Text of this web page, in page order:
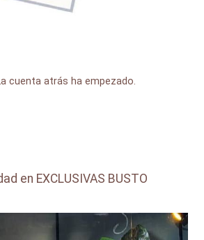
cuenta atrás ha empezado.
en EXCLUSIVAS BUSTO